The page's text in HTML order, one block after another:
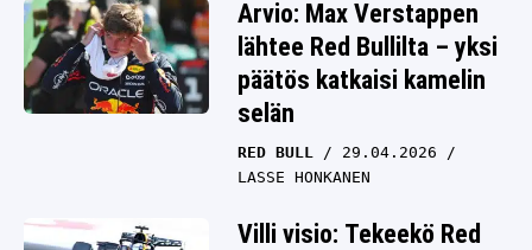
Arvio: Max Verstappen
lähtee Red Bullilta – yksi
päätös katkaisi kamelin
selän
RED BULL
29.04.2026
LASSE HONKANEN
Villi visio: Tekeekö Red